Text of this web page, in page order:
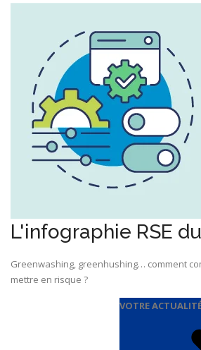
L'infographie RSE
Greenwashing, greenhushing… comment
mettre en risque ?
VOTRE